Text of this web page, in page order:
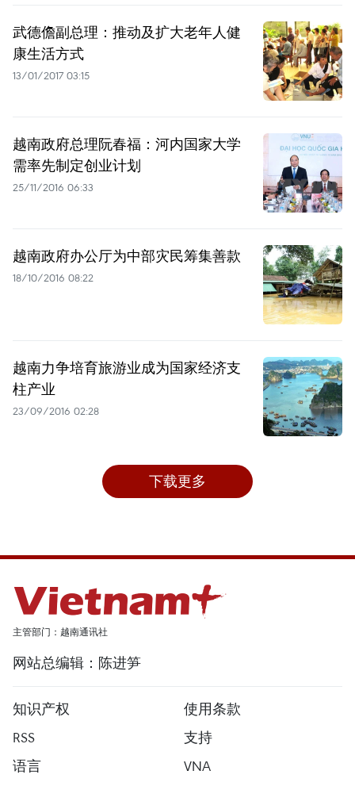
武德儋副总理：推动及扩大老年人健
康生活方式
13/01/2017 03:15
越南政府总理阮春福：河内国家大学
需率先制定创业计划
25/11/2016 06:33
越南政府办公厅为中部灾民筹集善款
18/10/2016 08:22
越南力争培育旅游业成为国家经济支
柱产业
23/09/2016 02:28
下载更多
主管部门：越南通讯社
网站总编辑：陈进笋
知识产权
使用条款
RSS
支持
语言
VNA